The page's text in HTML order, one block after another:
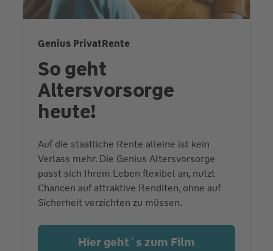
Genius PrivatRente
So geht
Altersvorsorge
heute!
Auf die staatliche Rente alleine ist kein
Verlass mehr. Die Genius Altersvorsorge
passt sich Ihrem Leben flexibel an, nutzt
Chancen auf attraktive Renditen, ohne auf
Sicherheit verzichten zu müssen.
Hier geht´s zum Film